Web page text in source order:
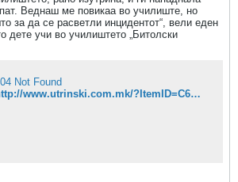
Веднаш ме повикаа во училиште, но
за да се расветли инцидентот“, вели еден
дете учи во училиштето „Битолски
Not Found
http://www.utrinski.com.mk/?ItemID=C6A319342C17E44CAC3780F1072E6F1